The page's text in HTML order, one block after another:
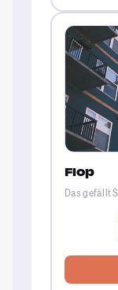
Flop
Das gefällt